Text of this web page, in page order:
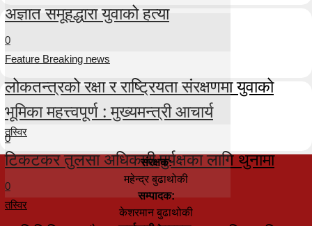
अज्ञात समूहद्धारा युवाको हत्या
0
Feature Breaking news
लोकतन्त्रको रक्षा र राष्ट्रियता संरक्षणमा युवाको
भूमिका महत्त्वपूर्ण : मुख्यमन्त्री आचार्य
0
तस्विर
टिकटकर तुलसा अधिकारी पुर्पक्षका लागि थुनामा
0
तस्विर
संरक्षक:
महेन्द्र बुढाथोकी
सम्पादक:
केशरमान बुढाथोकी